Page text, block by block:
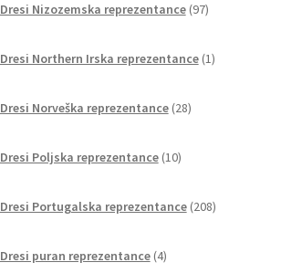
Dresi Nizozemska reprezentance 97izdelkov
Dresi Northern Irska reprezentance 1izdelek
Dresi Norveška reprezentance 28izdelkov
Dresi Poljska reprezentance 10izdelkov
Dresi Portugalska reprezentance 208izdelkov
Dresi puran reprezentance 4izdelki